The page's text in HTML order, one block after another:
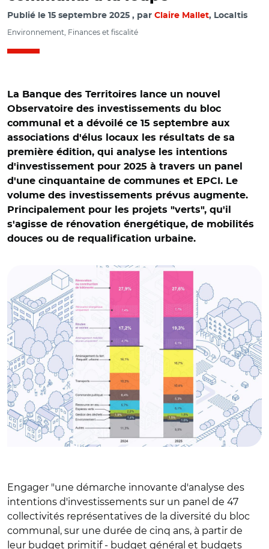
Publié le 15 septembre 2025 par Claire Mallet, Localtis
Environnement, Finances et fiscalité
La Banque des Territoires lance un nouvel
Observatoire des investissements du bloc
communal et a dévoilé ce 15 septembre aux
associations d'élus locaux les résultats de sa
première édition, qui analyse les intentions
d'investissement pour 2025 à travers un panel
d'une cinquantaine de communes et EPCI. Le
volume des investissements prévus augmente.
Principalement pour les projets "verts", qu'il
s'agisse de rénovation énergétique, de mobilités
douces ou de requalification urbaine.
© Banque des territoires / Les intentions d’investissement
Engager "une démarche innovante d'analyse des
intentions d'investissements sur un panel de 47
collectivités représentatives de la diversité du bloc
communal, sur une durée de cinq ans, à partir de
leur budget primitif - budget général et budgets